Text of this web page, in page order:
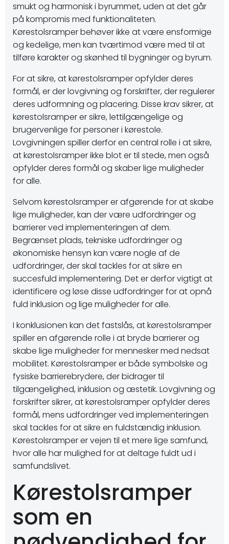
smukt og harmonisk i byrummet, uden at det går
på kompromis med funktionaliteten.
Kørestolsramper behøver ikke at være ensformige
og kedelige, men kan tværtimod være med til at
tilføre karakter og skønhed til bygninger og byrum.
For at sikre, at kørestolsramper opfylder deres
formål, er der lovgivning og forskrifter, der regulerer
deres udformning og placering. Disse krav sikrer, at
kørestolsramper er sikre, lettilgængelige og
brugervenlige for personer i kørestole.
Lovgivningen spiller derfor en central rolle i at sikre,
at kørestolsramper ikke blot er til stede, men også
opfylder deres formål og skaber lige muligheder
for alle.
Selvom kørestolsramper er afgørende for at skabe
lige muligheder, kan der være udfordringer og
barrierer ved implementeringen af dem.
Begrænset plads, tekniske udfordringer og
økonomiske hensyn kan være nogle af de
udfordringer, der skal tackles for at sikre en
succesfuld implementering. Det er derfor vigtigt at
identificere og løse disse udfordringer for at opnå
fuld inklusion og lige muligheder for alle.
I konklusionen kan det fastslås, at kørestolsramper
spiller en afgørende rolle i at bryde barrierer og
skabe lige muligheder for mennesker med nedsat
mobilitet. Kørestolsramper er både symbolske og
fysiske barrierebrydere, der bidrager til
tilgængelighed, inklusion og æstetik. Lovgivning og
forskrifter sikrer, at kørestolsramper opfylder deres
formål, mens udfordringer ved implementeringen
skal tackles for at sikre en fuldstændig inklusion.
Kørestolsramper er vejen til et mere lige samfund,
hvor alle har mulighed for at deltage fuldt ud i
samfundslivet.
Kørestolsramper
som en